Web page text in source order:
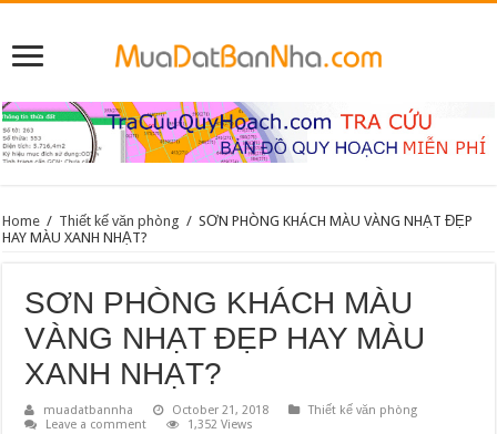
Home / Thiết kế văn phòng / SƠN PHÒNG KHÁCH MÀU VÀNG NHẠT ĐẸP
HAY MÀU XANH NHẠT?
SƠN PHÒNG KHÁCH MÀU
VÀNG NHẠT ĐẸP HAY MÀU
XANH NHẠT?
muadatbannha October 21, 2018
Thiết kế văn phòng
Leave a comment
1,352 Views